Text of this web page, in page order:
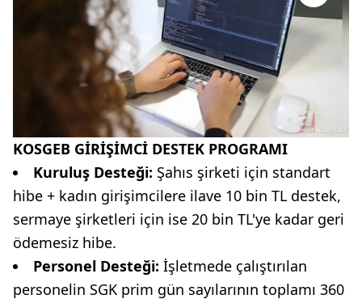
KOSGEB GİRİŞİMCİ DESTEK PROGRAMI
Kuruluş Desteği: Şahıs şirketi için standart
hibe + kadın girişimcilere ilave 10 bin TL destek,
sermaye şirketleri için ise 20 bin TL'ye kadar geri
ödemesiz hibe.
Personel Desteği: İşletmede çalıştırılan
personelin SGK prim gün sayılarının toplamı 360